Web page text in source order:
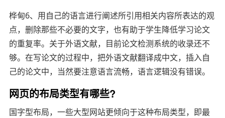
桦甸6、用自己的语言进行阐述所引用相关内容所表达的观
点，删除那些不必要的文字，也有助于学生降低学习论文
的重复率。关于外语文献，目前论文检测系统的收录还不
够。在写论文的过程中，把外语文献翻译成中文，插入自
己的论文中，当然要注意语言流畅，语言逻辑没有错误。
网页的布局类型有哪些?
国字型布局，一些大型网站更倾向于这种布局类型，即最